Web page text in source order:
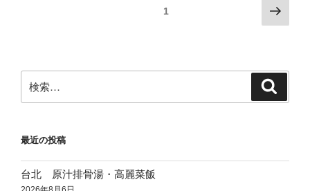
ル
687
ミ
ョ
ー
の
ー
ジ
り
1
次
の
ジ
索:
最近の投稿
台北 原汁排骨湯・高麗菜飯